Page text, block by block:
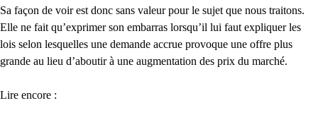
Sa façon de voir est donc sans valeur pour le sujet que nous traitons.
Elle ne fait qu’exprimer son embarras lorsqu’il lui faut expliquer les
lois selon lesquelles une demande accrue provoque une offre plus
grande au lieu d’aboutir à une augmentation des prix du marché.
Lire encore :